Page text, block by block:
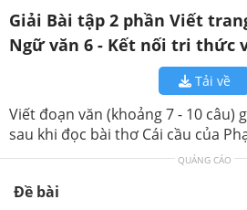
Giải Bài tập 2 phần Viết
Ngữ văn 6 - Kết nối tri thức
Tải về
Viết đoạn văn (khoảng 7 - 10 câu)
sau khi đọc bài thơ Cái cầu của
QUẢNG CÁO
Đề bài